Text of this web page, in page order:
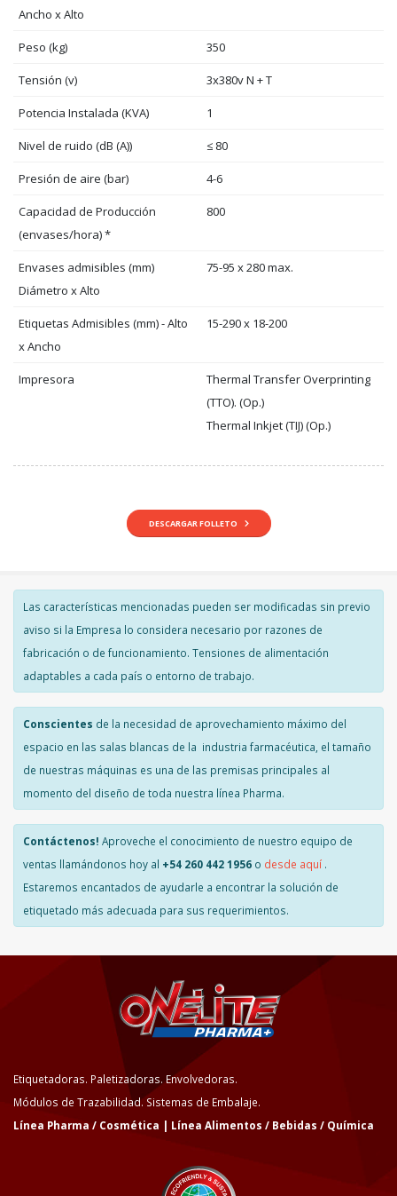
Ancho x Alto
Peso (kg) 350
Tensión (v) 3x380v N + T
Potencia Instalada (KVA) 1
Nivel de ruido (dB (A)) ≤ 80
Presión de aire (bar) 4-6
Capacidad de Producción
(envases/hora) *
800
Envases admisibles (mm)
Diámetro x Alto
75-95 x 280 max.
Etiquetas Admisibles (mm) - Alto
x Ancho
15-290 x 18-200
Impresora
Thermal Transfer Overprinting
(TTO). (Op.)
Thermal Inkjet (TIJ) (Op.)
DESCARGAR FOLLETO
Las características mencionadas pueden ser modificadas sin previo
aviso si la Empresa lo considera necesario por razones de
fabricación o de funcionamiento. Tensiones de alimentación
adaptables a cada país o entorno de trabajo.
Conscientes de la necesidad de aprovechamiento máximo del
espacio en las salas blancas de la industria farmacéutica, el tamaño
de nuestras máquinas es una de las premisas principales al
momento del diseño de toda nuestra línea Pharma.
Contáctenos! Aproveche el conocimiento de nuestro equipo de
ventas llamándonos hoy al +54 260 442 1956 o desde aquí .
Estaremos encantados de ayudarle a encontrar la solución de
etiquetado más adecuada para sus requerimientos.
Etiquetadoras. Paletizadoras. Envolvedoras.
Módulos de Trazabilidad. Sistemas de Embalaje.
Línea Pharma / Cosmética | Línea Alimentos / Bebidas / Química